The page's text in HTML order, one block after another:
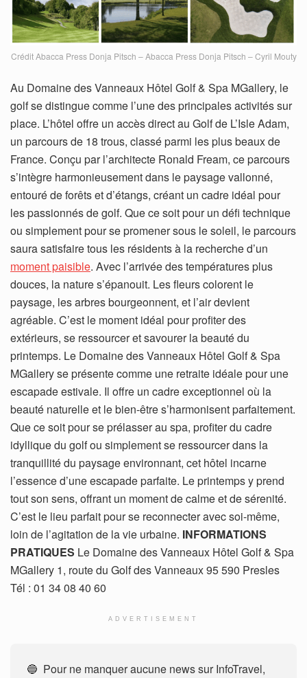
Crédit Abacca Press Donja Pitsch – Abacca Press Donja Pitsch – Cyril Mouty
Au Domaine des Vanneaux Hôtel Golf & Spa MGallery, le
golf se distingue comme l’une des principales activités sur
place. L’hôtel offre un accès direct au Golf de L’Isle Adam,
un parcours de 18 trous, classé parmi les plus beaux de
France. Conçu par l’architecte Ronald Fream, ce parcours
s’intègre harmonieusement dans le paysage vallonné,
entouré de forêts et d’étangs, créant un cadre idéal pour
les passionnés de golf. Que ce soit pour un défi technique
ou simplement pour se promener sous le soleil, le parcours
saura satisfaire tous les résidents à la recherche d’un
moment paisible. Avec l’arrivée des températures plus
douces, la nature s’épanouit. Les fleurs colorent le
paysage, les arbres bourgeonnent, et l’air devient
agréable. C’est le moment idéal pour profiter des
extérieurs, se ressourcer et savourer la beauté du
printemps. Le Domaine des Vanneaux Hôtel Golf & Spa
MGallery se présente comme une retraite idéale pour une
escapade estivale. Il offre un cadre exceptionnel où la
beauté naturelle et le bien-être s’harmonisent parfaitement.
Que ce soit pour se prélasser au spa, profiter du cadre
idyllique du golf ou simplement se ressourcer dans la
tranquillité du paysage environnant, cet hôtel incarne
l’essence d’une escapade parfaite. Le printemps y prend
tout son sens, offrant un moment de calme et de sérenité.
C’est le lieu parfait pour se reconnecter avec soi-même,
loin de l’agitation de la vie urbaine. INFORMATIONS
PRATIQUES Le Domaine des Vanneaux Hôtel Golf & Spa
MGallery 1, route du Golf des Vanneaux 95 590 Presles
Tél : 01 34 08 40 60
ADVERTISEMENT
🔵 Pour ne manquer aucune news sur InfoTravel,